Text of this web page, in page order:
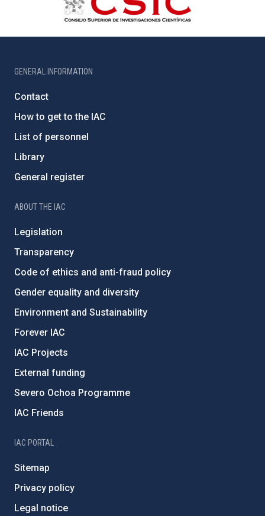
GENERAL INFORMATION
Contact
How to get to the IAC
List of personnel
Library
General register
ABOUT THE IAC
Legislation
Transparency
Code of ethics and anti-fraud policy
Gender equality and diversity
Environment and Sustainability
Forever IAC
IAC Projects
External funding
Severo Ochoa Programme
IAC Friends
IAC PORTAL
Sitemap
Privacy policy
Legal notice